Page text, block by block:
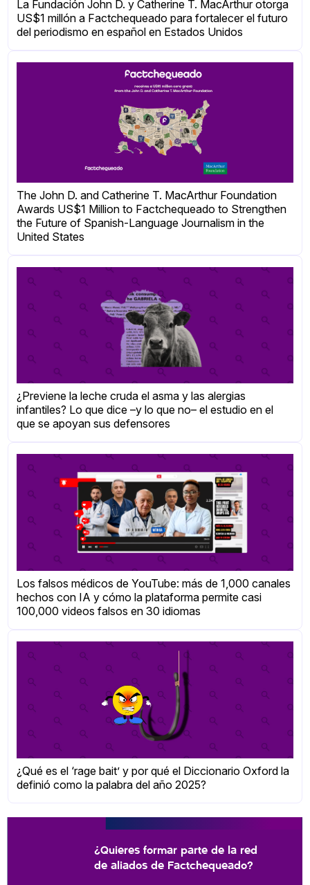
La Fundación John D. y Catherine T. MacArthur otorga
US$1 millón a Factchequeado para fortalecer el futuro
del periodismo en español en Estados Unidos
The John D. and Catherine T. MacArthur Foundation
Awards US$1 Million to Factchequeado to Strengthen
the Future of Spanish-Language Journalism in the
United States
¿Previene la leche cruda el asma y las alergias
infantiles? Lo que dice –y lo que no– el estudio en el
que se apoyan sus defensores
Los falsos médicos de YouTube: más de 1,000 canales
hechos con IA y cómo la plataforma permite casi
100,000 videos falsos en 30 idiomas
¿Qué es el ‘rage bait’ y por qué el Diccionario Oxford la
definió como la palabra del año 2025?
¿Quieres formar parte de la red
de aliados de Factchequeado?